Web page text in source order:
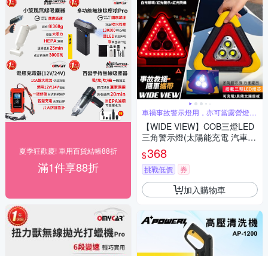
夏季狂歡慶! 車用百貨結帳88折
滿1件享88折
車禍事故警示燈用，亦可當露營燈或
夜間照明
【WIDE VIEW】COB三燈LED
三角警示燈(太陽能充電 汽車故
障警示燈 三角警示牌 車禍三角
架/ST-1101L)
$368
挑戰低價 券
加入購物車